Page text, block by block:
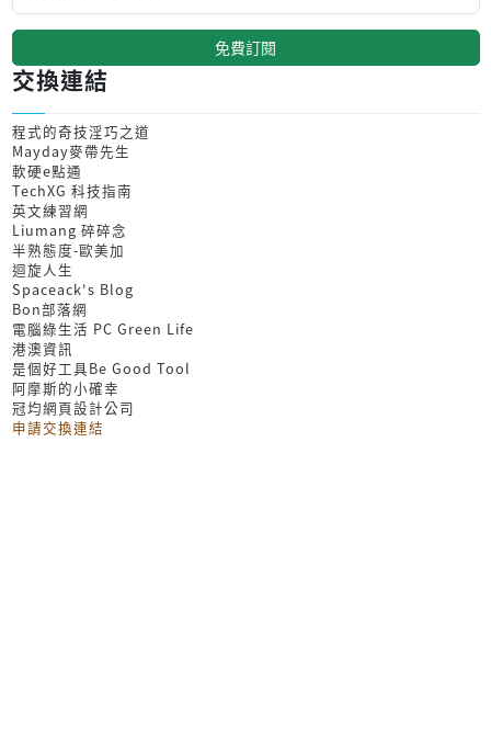
免費訂閱
交換連結
程式的奇技淫巧之道
Mayday麥帶先生
軟硬e點通
TechXG 科技指南
英文練習網
Liumang 碎碎念
半熟態度-歐美加
迴旋人生
Spaceack's Blog
Bon部落網
電腦綠生活 PC Green Life
港澳資訊
是個好工具Be Good Tool
阿摩斯的小確幸
冠均網頁設計公司
申請交換連結